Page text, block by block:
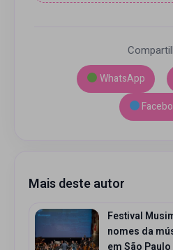
WhatsApp
Mais deste autor
Festival
nomes da
em São Paulo